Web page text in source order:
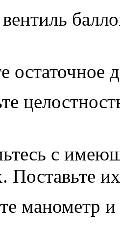
остаточное
с
Поставьте
манометр и